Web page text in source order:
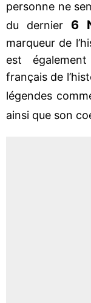
personne ne
du dernier 6
marqueur de
est
français de
légendes
ainsi que son